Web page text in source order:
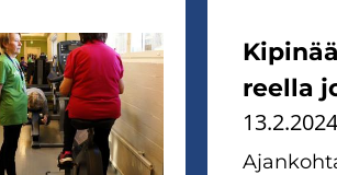
reel­la
13.2.2024